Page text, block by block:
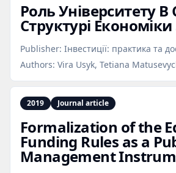
Роль Університету В
Структурі
Publisher: Інвестиції: практика та
Authors: Vira Usyk, Tetiana
2019 Journal article
Formalization of the
Funding Rules as a
Management